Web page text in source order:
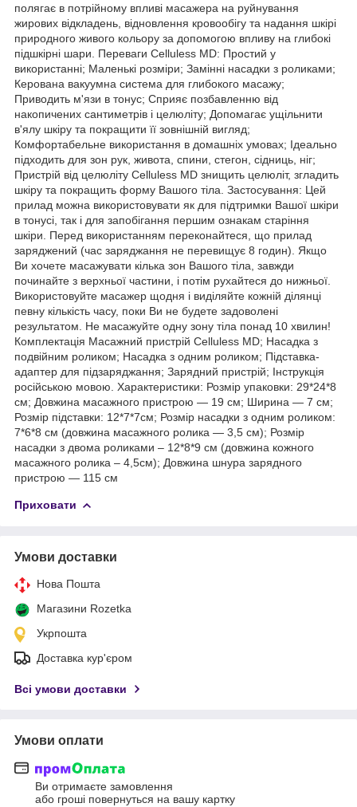
полягає в потрійному впливі масажера на руйнування
жирових відкладень, відновлення кровообігу та надання шкірі
природного живого кольору за допомогою впливу на глибокі
підшкірні шари. Переваги Celluless MD: Простий у
використанні; Маленькі розміри; Замінні насадки з роликами;
Керована вакуумна система для глибокого масажу;
Приводить м'язи в тонус; Сприяє позбавленню від
накопичених сантиметрів і целюліту; Допомагає ущільнити
в'ялу шкіру та покращити її зовнішній вигляд;
Комфортабельне використання в домашніх умовах; Ідеально
підходить для зон рук, живота, спини, стегон, сідниць, ніг;
Пристрій від целюліту Celluless MD знищить целюліт, згладить
шкіру та покращить форму Вашого тіла. Застосування: Цей
прилад можна використовувати як для підтримки Вашої шкіри
в тонусі, так і для запобігання першим ознакам старіння
шкіри. Перед використанням переконайтеся, що прилад
заряджений (час заряджання не перевищує 8 годин). Якщо
Ви хочете масажувати кілька зон Вашого тіла, завжди
починайте з верхньої частини, і потім рухайтеся до нижньої.
Використовуйте масажер щодня і виділяйте кожній ділянці
певну кількість часу, поки Ви не будете задоволені
результатом. Не масажуйте одну зону тіла понад 10 хвилин!
Комплектація Масажний пристрій Celluless MD; Насадка з
подвійним роликом; Насадка з одним роликом; Підставка-
адаптер для підзаряджання; Зарядний пристрій; Інструкція
російською мовою. Характеристики: Розмір упаковки: 29*24*8
см; Довжина масажного пристрою — 19 см; Ширина — 7 см;
Розмір підставки: 12*7*7см; Розмір насадки з одним роликом:
7*6*8 см (довжина масажного ролика — 3,5 см); Розмір
насадки з двома роликами – 12*8*9 см (довжина кожного
масажного ролика – 4,5см); Довжина шнура зарядного
пристрою — 115 см
Приховати
Умови доставки
Нова Пошта
Магазини Rozetka
Укрпошта
Доставка кур'єром
Всі умови доставки
Умови оплати
Ви отримаєте замовлення
або гроші повернуться на вашу картку